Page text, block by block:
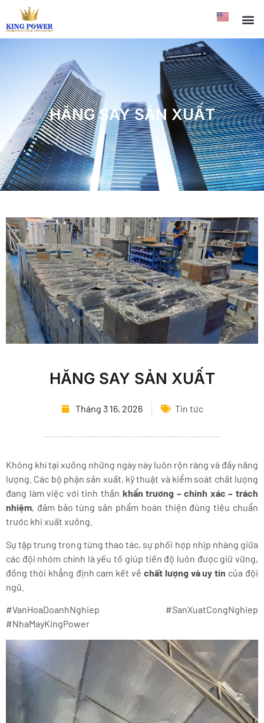
HĂNG SAY SẢN XUẤT
HĂNG SAY SẢN XUẤT
Tháng 3 16, 2026 Tin tức
Không khí tại xưởng những ngày này luôn rộn ràng và đầy năng
lượng. Các bộ phận sản xuất, kỹ thuật và kiểm soát chất lượng
đang làm việc với tinh thần khẩn trương – chính xác – trách
nhiệm, đảm bảo từng sản phẩm hoàn thiện đúng tiêu chuẩn
trước khi xuất xưởng.
Sự tập trung trong từng thao tác, sự phối hợp nhịp nhàng giữa
các đội nhóm chính là yếu tố giúp tiến độ luôn được giữ vững,
đồng thời khẳng định cam kết về chất lượng và uy tín của đội
ngũ.
#VanHoaDoanhNghiep #SanXuatCongNghiep
#NhaMayKingPower
Trình
chơi
Video